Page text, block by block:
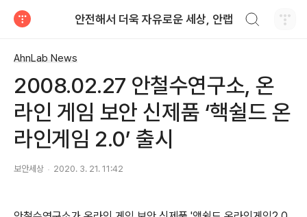
안전해서 더욱 자유로운 세상, 안랩
AhnLab News
2008.02.27 안철수연구소, 온
라인 게임 보안 신제품 ‘핵쉴드 온
라인게임 2.0’ 출시
보안세상 2020. 3. 21. 11:42